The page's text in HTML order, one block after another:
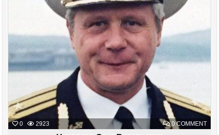
0 2923 0 COMMENTON